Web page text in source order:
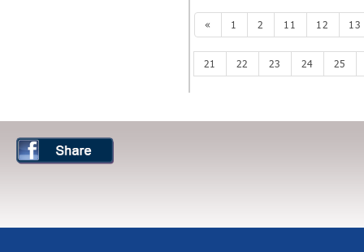
« 1 2 11 12 13
21 22 23 24 25